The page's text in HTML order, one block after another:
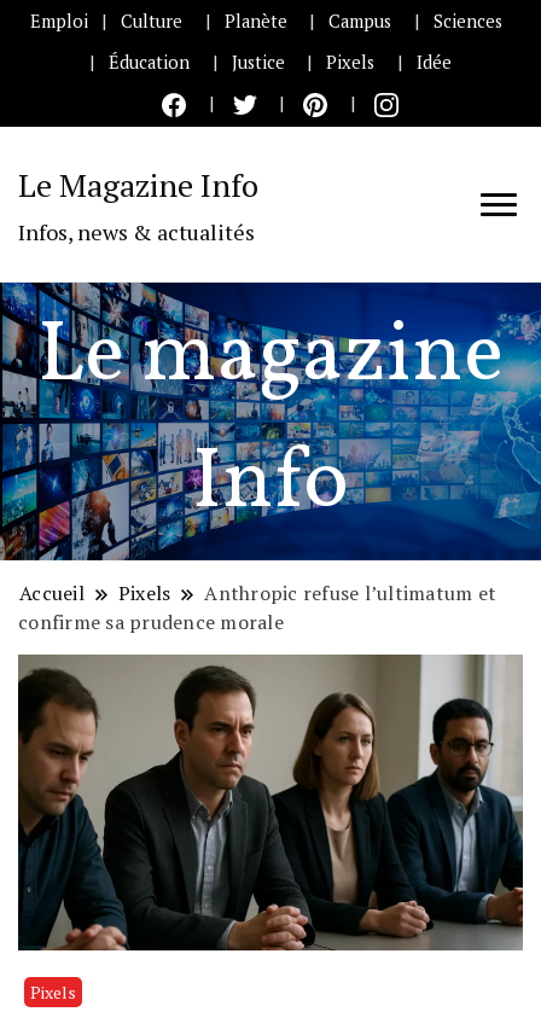
Emploi Culture Planète Campus
Sciences
Éducation
Justice Pixels Idée
Le Magazine Info
Infos, news & actualités
Le magazine
Info
Accueil Pixels
Anthropic refuse l’ultimatum et
confirme sa prudence morale
Pixels